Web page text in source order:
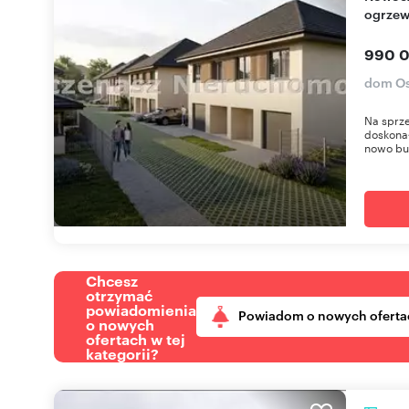
990
dom
Na
nowo
Chcesz
otrzymać
powiadomienia
o nowych
ofertach w tej
kategorii?
Powiadom o nowych